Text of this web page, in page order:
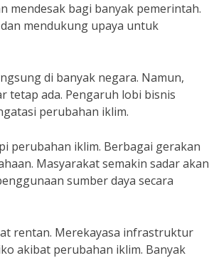
bagi banyak pemerintah.
mendukung upaya untuk
di banyak negara. Namun,
tetap ada. Pengaruh lobi bisnis
perubahan iklim.
perubahan iklim. Berbagai gerakan
Masyarakat semakin sadar akan
sumber daya secara
rentan. Merekayasa infrastruktur
akibat perubahan iklim. Banyak